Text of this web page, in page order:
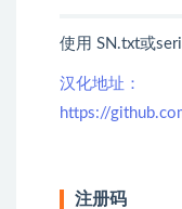
使用 SN.txt或
汉化地址：
https://
注册码